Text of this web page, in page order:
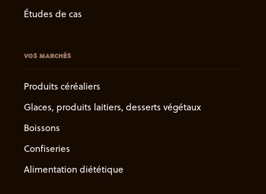
Études de cas
VOS MARCHÉS
Produits céréaliers
Glaces, produits laitiers, desserts végétaux
Boissons
Confiseries
Alimentation diététique